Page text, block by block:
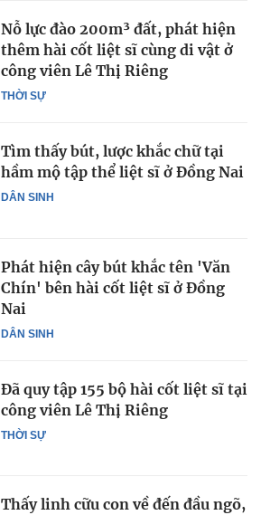
THỜI SỰ
Nỗ lực đào 200m³ đất, phát hiện
thêm hài cốt liệt sĩ cùng di vật ở
công viên Lê Thị Riêng
DÂN SINH
Tìm thấy bút, lược khắc chữ tại
hầm mộ tập thể liệt sĩ ở Đồng Nai
DÂN SINH
Phát hiện cây bút khắc tên 'Văn
Chín' bên hài cốt liệt sĩ ở Đồng
Nai
THỜI SỰ
Đã quy tập 155 bộ hài cốt liệt sĩ tại
công viên Lê Thị Riêng
Thấy linh cữu con về đến đầu ngõ,